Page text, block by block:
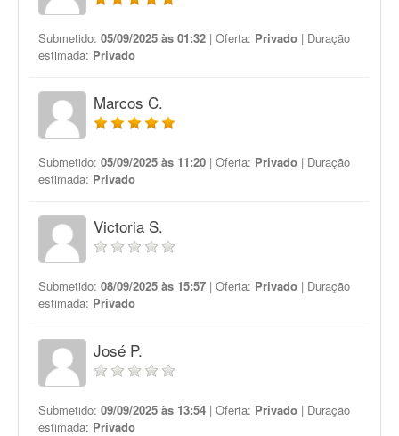
Submetido: 05/09/2025 às 01:32 | Oferta: Privado | Duração
estimada: Privado
Marcos C.
Submetido: 05/09/2025 às 11:20 | Oferta: Privado | Duração
estimada: Privado
Victoria S.
Submetido: 08/09/2025 às 15:57 | Oferta: Privado | Duração
estimada: Privado
José P.
Submetido: 09/09/2025 às 13:54 | Oferta: Privado | Duração
estimada: Privado